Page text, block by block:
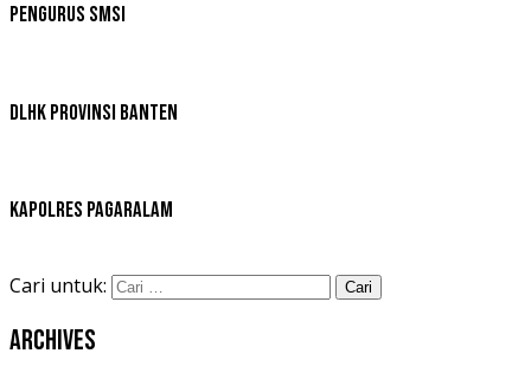
Pengurus SMSI
DLHK Provinsi Banten
Kapolres Pagaralam
Cari untuk:
Archives